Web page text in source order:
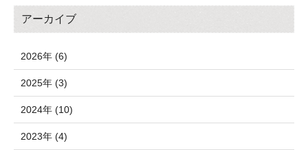
アーカイブ
2026年 (6)
2025年 (3)
2024年 (10)
2023年 (4)